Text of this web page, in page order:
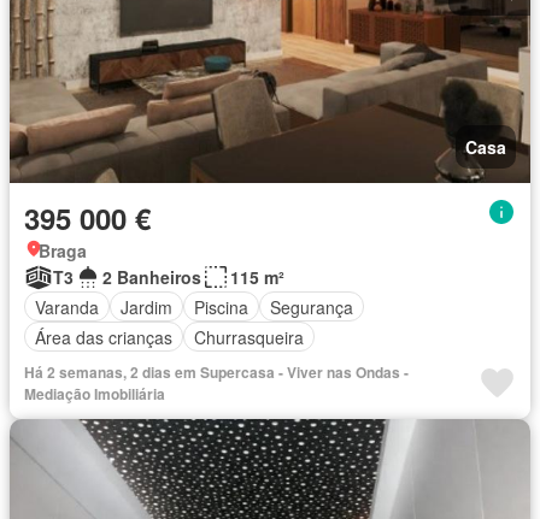
Casa
395 000 €
Braga
T3
2 Banheiros
115 m²
Varanda
Jardim Piscina
Segurança
Área das crianças
Churrasqueira
Há 2 semanas, 2 dias em Supercasa - Viver nas Ondas -
Mediação Imobiliária